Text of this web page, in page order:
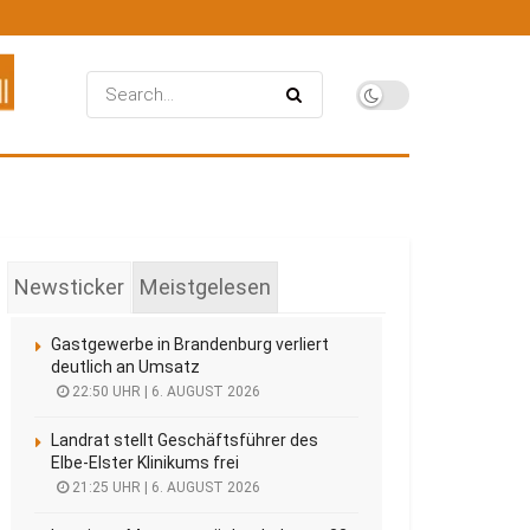
Newsticker Meistgelesen
Gastgewerbe in Brandenburg verliert
deutlich an Umsatz
22:50 UHR | 6. AUGUST 2026
Landrat stellt Geschäftsführer des
Elbe-Elster Klinikums frei
21:25 UHR | 6. AUGUST 2026